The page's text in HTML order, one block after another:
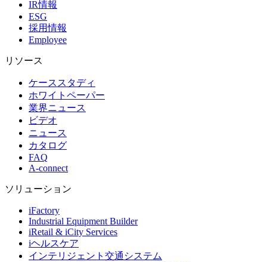
IR情報
ESG
採用情報
Employee
リソース
ケーススタディ
ホワイトペーパー
業界ニュース
ビデオ
ニュース
カタログ
FAQ
A-connect
ソリューション
iFactory
Industrial Equipment Builder
iRetail & iCity Services
iヘルスケア
インテリジェント交通システム